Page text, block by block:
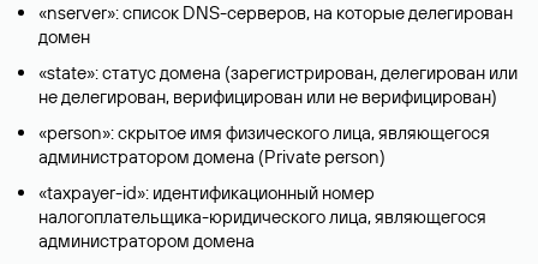
«nserver»: список DNS-серверов, на которые делегирован
домен
«state»: статус домена (зарегистрирован, делегирован или
не делегирован, верифицирован или не верифицирован)
«person»: скрытое имя физического лица, являющегося
администратором домена (Privatе person)
«taxpayer-id»: идентификационный номер
налогоплательщика-юридического лица, являющегося
администратором домена